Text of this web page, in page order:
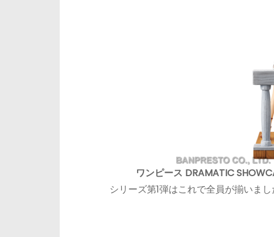
ワンピース DRAMATIC
シリーズ第1弾はこれで全員が揃いま